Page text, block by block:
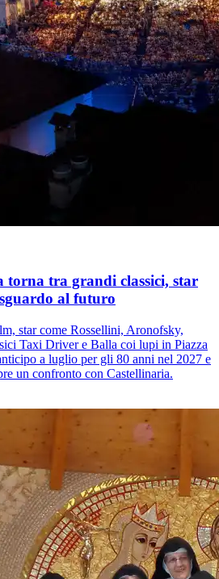
torna tra grandi classici, star
al futuro
star come Rossellini, Aronofsky,
Taxi Driver e Balla coi lupi in Piazza
a luglio per gli 80 anni nel 2027 e
un confronto con Castellinaria.